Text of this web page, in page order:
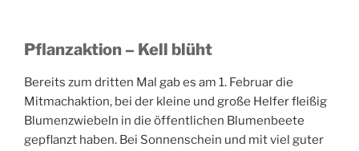
Pflanzaktion – Kell blüht
Bereits zum dritten Mal gab es am 1. Februar die
Mitmachaktion, bei der kleine und große Helfer fleißig
Blumenzwiebeln in die öffentlichen Blumenbeete
gepflanzt haben. Bei Sonnenschein und mit viel guter